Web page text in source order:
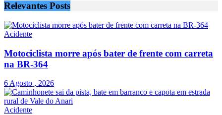
Relevantes Posts
Acidente
Motociclista morre após bater de frente com carreta
na BR-364
6 Agosto , 2026
Acidente